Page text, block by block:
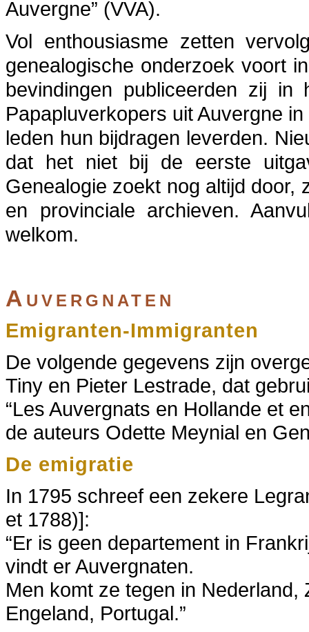
Auvergne” (VVA).
Vol enthousiasme zetten
genealogische onderzoek voort
bevindingen publiceerden zij in
Papapluverkopers uit Auvergne
leden hun bijdragen leverden.
dat het niet bij de eerste
Genealogie zoekt nog altijd door,
en provinciale archieven.
welkom.
Auvergnaten
Emigranten-Immigranten
De volgende gegevens zijn
Tiny en Pieter Lestrade, dat
“Les Auvergnats en Hollande et
de auteurs Odette Meynial en
De emigratie
In 1795 schreef een zekere
et 1788)]:
“Er is geen departement in
vindt er Auvergnaten.
Men komt ze tegen in
Engeland, Portugal.”